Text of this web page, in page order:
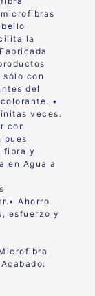
la
Fabricada
con
del
•
veces.
con
pues
fibra y
en Agua a
•Ahorro
esfuerzo y